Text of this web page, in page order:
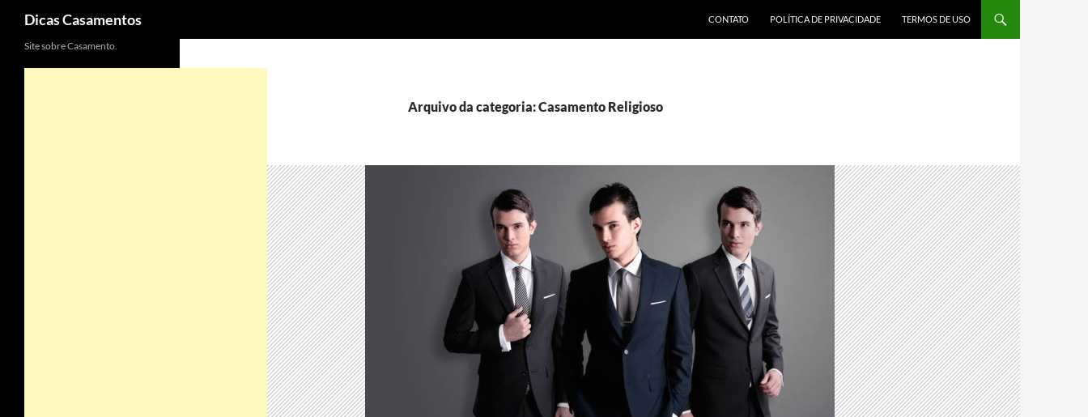
Dicas Casamentos
CONTATO
POLÍTICA DE PRIVACIDADE TERMOS DE USO
Arquivo da categoria: Casamento Religioso
Site sobre Casamento.